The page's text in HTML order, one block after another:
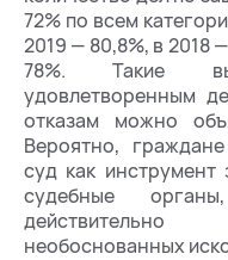
72% по всем
2019 — 80,8%, в 2018
78%. Такие
удовлетворенным
отказам можно
Вероятно,
суд как инструмент
судебные
необоснованных